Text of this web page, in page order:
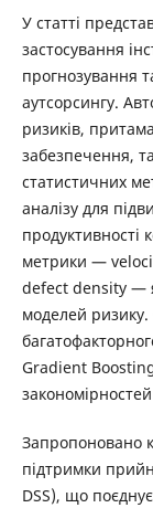
У статті
застосування
прогнозування
аутсорсингу.
ризиків,
забезпечення,
статистичних
аналізу для
продуктивності
метрики —
defect density —
моделей ризику.
Gradient
Запропоновано
підтримки
DSS), що